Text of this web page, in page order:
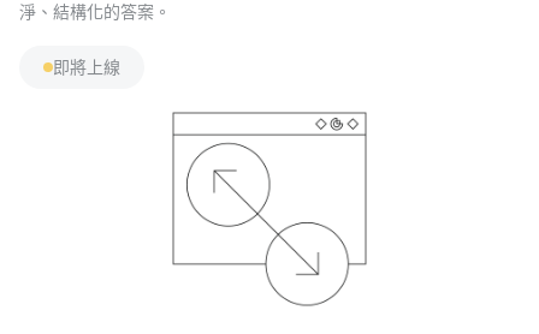
淨、結構化的答案。
即將上線